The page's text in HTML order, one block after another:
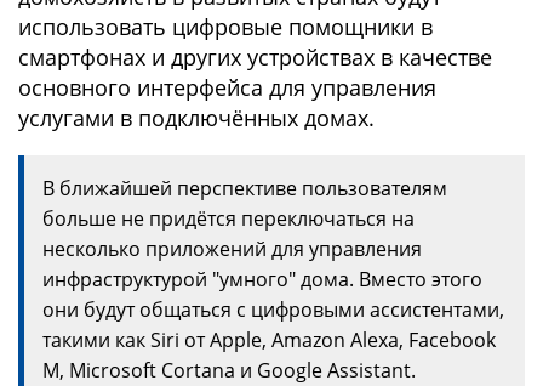
использовать цифровые помощники в
смартфонах и других устройствах в качестве
основного интерфейса для управления
услугами в подключённых домах.
В ближайшей перспективе пользователям
больше не придётся переключаться на
несколько приложений для управления
инфраструктурой "умного" дома. Вместо этого
они будут общаться с цифровыми ассистентами,
такими как Siri от Apple, Amazon Alexa, Facebook
M, Microsoft Cortana и Google Assistant.